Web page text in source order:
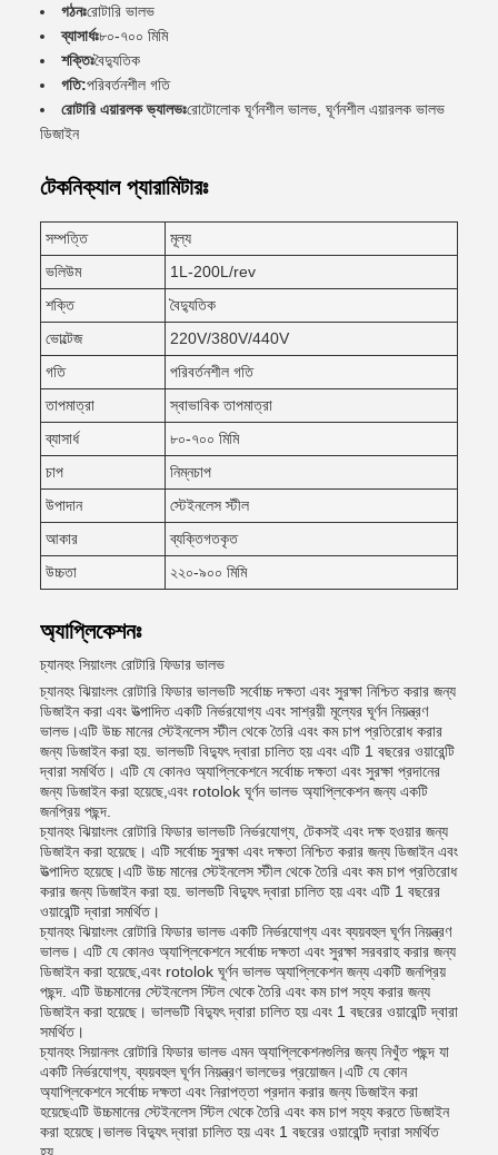
গঠনঃরোটারি ভালভ
ব্যাসার্ধঃ৮০-৭০০ মিমি
শক্তিঃবৈদ্যুতিক
গতি:পরিবর্তনশীল গতি
রোটারি এয়ারলক ভ্যালভঃরোটোলোক ঘূর্ণনশীল ভালভ, ঘূর্ণনশীল এয়ারলক ভালভ
ডিজাইন
টেকনিক্যাল প্যারামিটারঃ
সম্পত্তি
মূল্য
ভলিউম
1L-200L/rev
শক্তি
বৈদ্যুতিক
ভোল্টেজ
220V/380V/440V
গতি
পরিবর্তনশীল গতি
তাপমাত্রা
স্বাভাবিক তাপমাত্রা
ব্যাসার্ধ
৮০-৭০০ মিমি
চাপ
নিম্নচাপ
উপাদান
স্টেইনলেস স্টীল
আকার
ব্যক্তিগতকৃত
উচ্চতা
২২০-৯০০ মিমি
অ্যাপ্লিকেশনঃ
চ্যানহং সিয়াংলং রোটারি ফিডার ভালভ
চ্যানহং ঝিয়াংলং রোটারি ফিডার ভালভটি সর্বোচ্চ দক্ষতা এবং সুরক্ষা নিশ্চিত করার জন্য
ডিজাইন করা এবং উত্পাদিত একটি নির্ভরযোগ্য এবং সাশ্রয়ী মূল্যের ঘূর্ণন নিয়ন্ত্রণ
ভালভ।এটি উচ্চ মানের স্টেইনলেস স্টীল থেকে তৈরি এবং কম চাপ প্রতিরোধ করার
জন্য ডিজাইন করা হয়. ভালভটি বিদ্যুৎ দ্বারা চালিত হয় এবং এটি 1 বছরের ওয়ারেন্টি
দ্বারা সমর্থিত। এটি যে কোনও অ্যাপ্লিকেশনে সর্বোচ্চ দক্ষতা এবং সুরক্ষা প্রদানের
জন্য ডিজাইন করা হয়েছে,এবং rotolok ঘূর্ণন ভালভ অ্যাপ্লিকেশন জন্য একটি
জনপ্রিয় পছন্দ.
চ্যানহং ঝিয়াংলং রোটারি ফিডার ভালভটি নির্ভরযোগ্য, টেকসই এবং দক্ষ হওয়ার জন্য
ডিজাইন করা হয়েছে। এটি সর্বোচ্চ সুরক্ষা এবং দক্ষতা নিশ্চিত করার জন্য ডিজাইন এবং
উত্পাদিত হয়েছে।এটি উচ্চ মানের স্টেইনলেস স্টীল থেকে তৈরি এবং কম চাপ প্রতিরোধ
করার জন্য ডিজাইন করা হয়. ভালভটি বিদ্যুৎ দ্বারা চালিত হয় এবং এটি 1 বছরের
ওয়ারেন্টি দ্বারা সমর্থিত।
চ্যানহং ঝিয়াংলং রোটারি ফিডার ভালভ একটি নির্ভরযোগ্য এবং ব্যয়বহুল ঘূর্ণন নিয়ন্ত্রণ
ভালভ। এটি যে কোনও অ্যাপ্লিকেশনে সর্বোচ্চ দক্ষতা এবং সুরক্ষা সরবরাহ করার জন্য
ডিজাইন করা হয়েছে,এবং rotolok ঘূর্ণন ভালভ অ্যাপ্লিকেশন জন্য একটি জনপ্রিয়
পছন্দ. এটি উচ্চমানের স্টেইনলেস স্টিল থেকে তৈরি এবং কম চাপ সহ্য করার জন্য
ডিজাইন করা হয়েছে। ভালভটি বিদ্যুৎ দ্বারা চালিত হয় এবং 1 বছরের ওয়ারেন্টি দ্বারা
সমর্থিত।
চ্যানহং সিয়ানলং রোটারি ফিডার ভালভ এমন অ্যাপ্লিকেশনগুলির জন্য নিখুঁত পছন্দ যা
একটি নির্ভরযোগ্য, ব্যয়বহুল ঘূর্ণন নিয়ন্ত্রণ ভালভের প্রয়োজন।এটি যে কোন
অ্যাপ্লিকেশনে সর্বোচ্চ দক্ষতা এবং নিরাপত্তা প্রদান করার জন্য ডিজাইন করা
হয়েছেএটি উচ্চমানের স্টেইনলেস স্টিল থেকে তৈরি এবং কম চাপ সহ্য করতে ডিজাইন
করা হয়েছে।ভালভ বিদ্যুৎ দ্বারা চালিত হয় এবং 1 বছরের ওয়ারেন্টি দ্বারা সমর্থিত